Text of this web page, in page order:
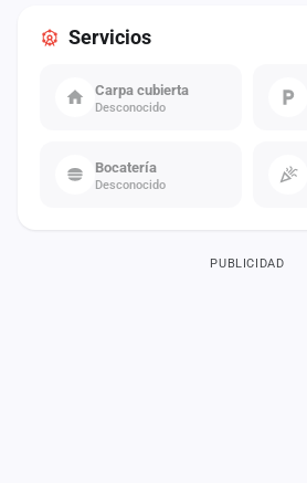
Servicios
Carpa cubierta
Desconocido
Bocatería
Desconocido
PUBLICIDAD